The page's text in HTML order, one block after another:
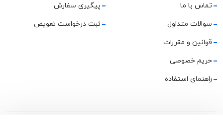
تماس با ما
سوالات متداول
قوانین و مقررات
حریم خصوصی
راهنمای استفاده
پیگیری سفارش
ثبت درخواست تعویض